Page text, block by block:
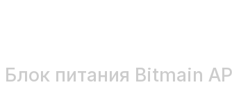
Блок питания Bitmain